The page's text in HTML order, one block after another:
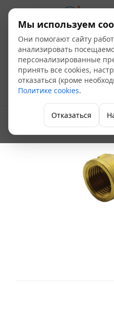
Муфта
ВР Д20-3/
Фитинги для теплого пола
Мы используем
Они помогают сайту
анализировать
персонализированные
принять все cookies,
отказаться (кроме
Политике cookies.
Отказаться